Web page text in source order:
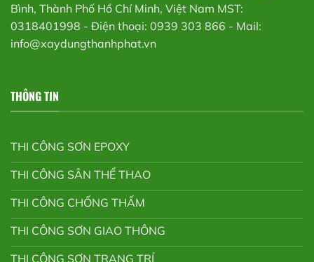
Bình, Thành Phố Hồ Chí Minh, Việt Nam MST:
0318401998 - Điện thoại: 0939 303 866 - Mail:
info@xaydungthanhphat.vn
THÔNG TIN
THI CÔNG SƠN EPOXY
THI CÔNG SÂN THỂ THAO
THI CÔNG CHỐNG THẤM
THI CÔNG SƠN GIAO THÔNG
THI CÔNG SƠN TRANG TRÍ